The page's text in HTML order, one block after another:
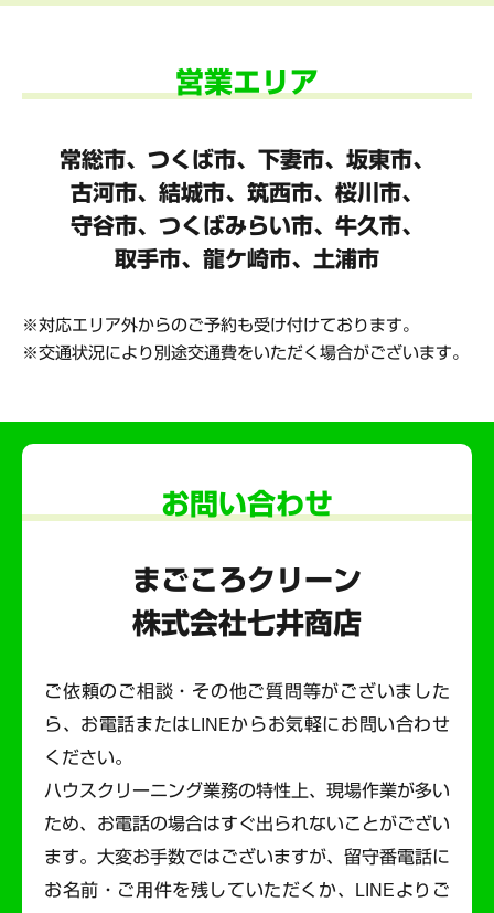
営業エリア
常総市、つくば市、下妻市、坂東市、
古河市、結城市、筑西市、桜川市、
守谷市、 つくばみらい市、牛久市、
取手市、龍ケ崎市、土浦市
対応エリア外からのご予約も受け付けております。
交通状況により別途交通費をいただく場合がございます。
お問い合わせ
まごころクリーン
株式会社七井商店
ご依頼のご相談・その他ご質問等がございました
ら、お電話またはLINEからお気軽にお問い合わせ
ください。
ハウスクリーニング業務の特性上、現場作業が多い
ため、お電話の場合はすぐ出られないことがござい
ます。 大変お手数ではございますが、留守番電話に
お名前・ご用件を残していただくか、LINEよりご